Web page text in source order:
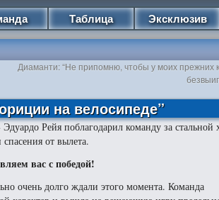
Таблица Эксклюзив
Диаманти: “Не припомню, чтобы у моих прежних
на велосипеде”
Рейя поблагодарил команду за стальной
спасения от вылета.
вас с победой!
очень долго ждали этого момента. Команда